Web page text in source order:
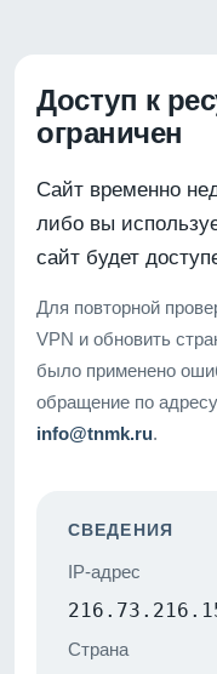
Доступ к
ограничен
Сайт временно
либо вы
сайт будет
Для повторной
VPN и обновить
было применено
обращение по
info@tnmk.ru.
СВЕДЕНИЯ
IP-адрес
Страна